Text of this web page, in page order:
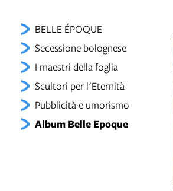
BELLE ÉPOQUE
Secessione bolognese
I maestri della foglia
Scultori per l'Eternità
Pubblicità e umorismo
Album Belle Epoque